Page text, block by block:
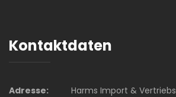
Kontaktdaten
Adresse:
Harms Import & Vertriebs